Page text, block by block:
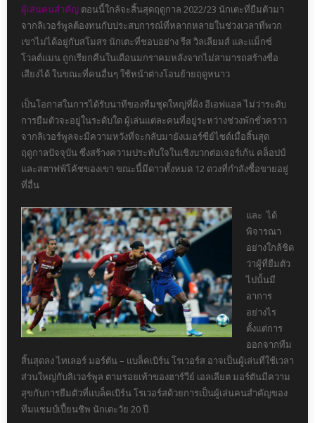
ผู้เล่นคนสำคัญ ตอนนี้ใกล้จะสิ้นสุดฤดูกาล 2022/23 นักเตะที่ยืมตัวมา
จากลิเวอร์พูลต้องทนกับประสบการณ์ที่หลากหลายในช่วงเวลาที่พวก
เขาไม่ได้อยู่กับสโมสร นักเตะที่ชอบอย่าง รีส วิลเลียมส์ และแม็กซ์
โวลต์แมน ถูกเรียกคืนในเดือนมกราคมหลังจากไม่สามารถสร้างชื่อ
เสียงได้ ในขณะที่คนอื่นๆ ใช้หน้าต่างโอนย้ายฤดูหนาว
เป็นโอกาสในการได้รับนาทีของทีมชุดใหญ่ที่ฝั่ง อีเอฟแอล ไม่ว่าระดับ
การยืมตัวจะอยู่ในระดับใด ผู้เล่นแต่ละคนที่อยู่ระหว่างช่วงพักชั่วคราว
จากลิเวอร์พูลจะมีความหวังที่จะกลับมายังเมอร์ซีย์ไซด์เมื่อสิ้นสุด
ฤดูกาลปัจจุบัน ซึ่งสร้างความประทับใจในเชิงบวกต่อเจอร์เก้น คล็อปป์
และสตาฟฟ์โค้ชของเขา ขณะนี้มีดาวทั้งหมด 12 ดวงที่กำลังซื้อขายอยู่
ที่อื่น
และ ได้
พิจารณา
อย่างใกล้ชิด
ว่าผู้ที่ยืมตัว
ไปนั้นมี
อาการ
อย่างไร
ตั้งแต่การ
ออกจากทีม
สิ้นสุดลง ไทเลอร์ มอร์ตัน – แบล็คเบิร์น โรเวอร์ส อาจเป็นผู้เล่นที่ใช้เวลา
ส่วนใหญ่กับลิเวอร์พูล ตามรอยเท้าของฮาร์วีย์ เอลเลียต มอร์ตันมีความ
สุขกับการยืมตัวที่แบล็คเบิร์น โรเวอร์สด้วยการเป็นผู้เล่นคนสำคัญของ
ทีมแชมป์เปี้ยนชิพ นักเตะวัย 20 ปี